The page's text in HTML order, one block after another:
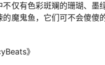
不仅有色彩斑斓的珊瑚、
的魔鬼鱼，它们可不会傻
》